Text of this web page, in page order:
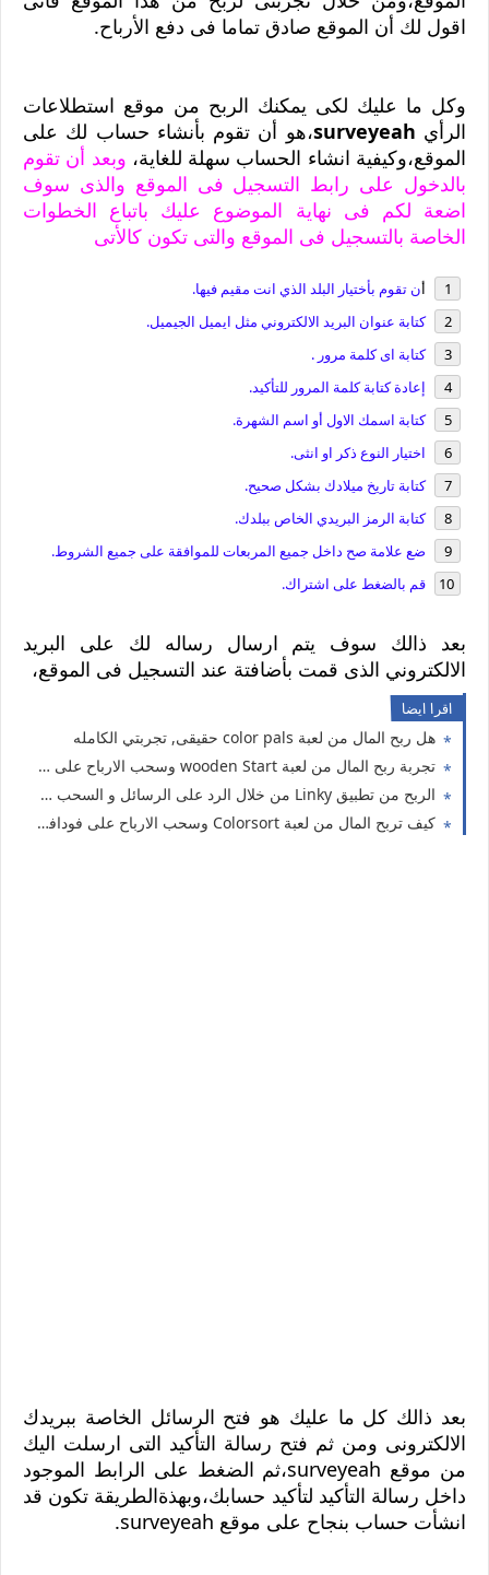
اقول لك أن الموقع صادق تماما فى دفع الأرباح.
وكل ما عليك لكى يمكنك الربح من موقع استطلاعات
الرأي
،هو أن تقوم بأنشاء حساب لك على
الموقع،وكيفية انشاء الحساب سهلة للغاية، وبعد أن تقوم
بالدخول على رابط التسجيل فى الموقع والذى سوف
اضعة لكم فى نهاية الموضوع عليك باتباع الخطوات
الخاصة بالتسجيل فى الموقع والتى تكون كالأتى
أن تقوم بأختيار البلد الذي انت مقيم فيها.
كتابة عنوان البريد الالكتروني مثل ايميل الجيميل.
كتابة اى كلمة مرور .
إعادة كتابة كلمة المرور للتأكيد.
كتابة اسمك الاول أو اسم الشهرة.
اختيار النوع ذكر او انثى.
كتابة تاريخ ميلادك بشكل صحيح.
كتابة الرمز البريدي الخاص ببلدك.
ضع علامة صح داخل جميع المربعات للموافقة على جميع الشروط.
قم بالضغط على اشتراك.
بعد ذالك سوف يتم ارسال رساله لك على البريد
الالكتروني الذى قمت بأضافتة عند التسجيل فى الموقع،
اقرا ايضا
هل ربح المال من لعبة color pals حقيقى, تجربتي الكامله
تجربة ربح المال من لعبة wooden Start وسحب الارباح على فودافون كاش اورنج كاش فورى
الربح من تطبيق Linky من خلال الرد على الرسائل و السحب على فودافون كاش
كيف تربح المال من لعبة Colorsort وسحب الارباح على فودافون كاش
بعد ذالك كل ما عليك هو فتح الرسائل الخاصة ببريدك
الالكترونى ومن ثم فتح رسالة التأكيد التى ارسلت اليك
من موقع surveyeah،ثم الضغط على الرابط الموجود
داخل رسالة التأكيد لتأكيد حسابك،وبهذةالطريقة تكون قد
انشأت حساب بنجاح على موقع surveyeah.